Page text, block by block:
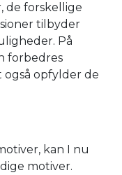
de forskellige
tilbyder
På
forbedres
også opfylder de
kan I nu
motiver.